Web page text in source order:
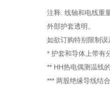
注释: 线轴和电线重
外部护套透明。
如欲订购特别限制误
* 护套和导体上带有
** HH热电偶测温线
*** 两股绝缘导线结